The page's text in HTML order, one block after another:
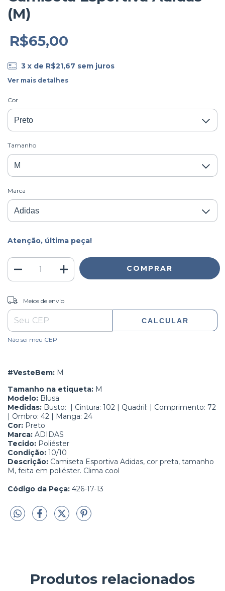
(M)
R$65,00
3 x de R$21,67 sem juros
Ver mais detalhes
Cor
Tamanho
Marca
Atenção, última peça!
Entregas para o CEP:
Meios de envio
CALCULAR
Não sei meu CEP
#VesteBem: M
Tamanho na etiqueta: M
Modelo: Blusa
Medidas: Busto:
| Cintura: 102 | Quadril: | Comprimento: 72
| Ombro: 42 | Manga: 24
Cor: Preto
Marca: ADIDAS
Tecido: Poliéster
Condição: 10/10
Descrição: Camiseta Esportiva Adidas, cor preta, tamanho
M, feita em poliéster. Clima cool
Código da Peça: 426-17-13
Produtos relacionados